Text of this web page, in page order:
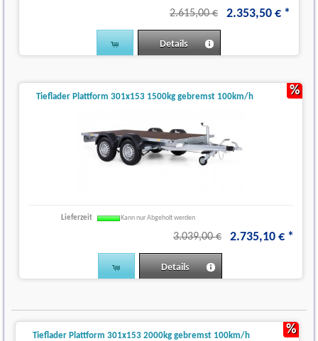
2.615,00 € 2.353,50 € *
Details
Tieflader Plattform 301x153 1500kg gebremst 100km/h
Lieferzeit Kann nur Abgeholt werden
3.039,00 € 2.735,10 € *
Details
%
Tieflader Plattform 301x153 2000kg gebremst 100km/h %